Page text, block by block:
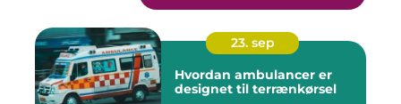
23. sep
Hvordan ambulancer er
designet til terrænkørsel